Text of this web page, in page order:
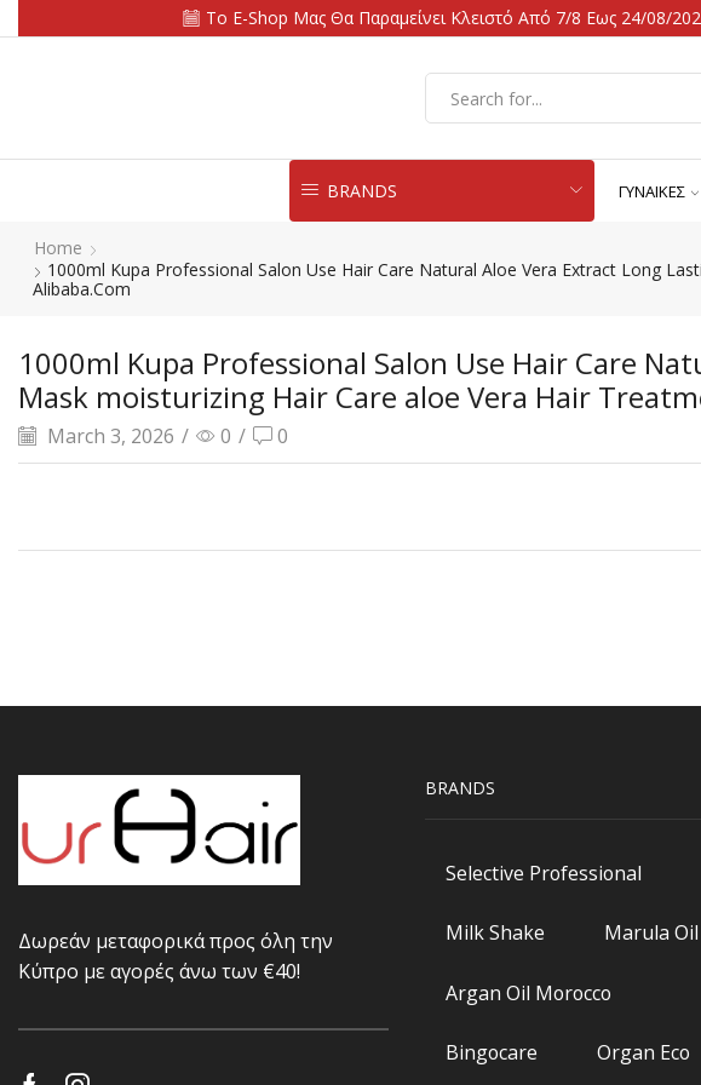
Το E-Shop Μας Θα Παραμείνει Κλειστό Από 7/8 Εως 24/08/
BRANDS ΓΥΝΑΙΚΕΣ
Home
1000ml Kupa Professional Salon Use Hair Care Natural Aloe Vera Extract Long
Alibaba.com
1000ml Kupa Professional Salon Use Hair Care
Mask moisturizing Hair Care aloe Vera Hair
March 3, 2026 / 0 / 0
Δωρεάν μεταφορικά προς όλη την
Κύπρο με αγορές άνω των €40!
BRANDS
Selective Professional
Milk Shake Marula Oil
Argan Oil Morocco
Bingocare Organ Eco